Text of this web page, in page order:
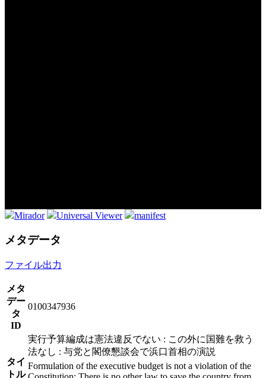
Mirador Universal Viewer manifest
メタデータ
ファイル出力
メタ
デー
タ
ID
0100347936
タイ
トル
実行予算編成は憲法違反でない : この外に国難を救う
法なし : 与党と閣僚懇談会で浜口首相の演説
Formulation of the executive budget is not a violation of the